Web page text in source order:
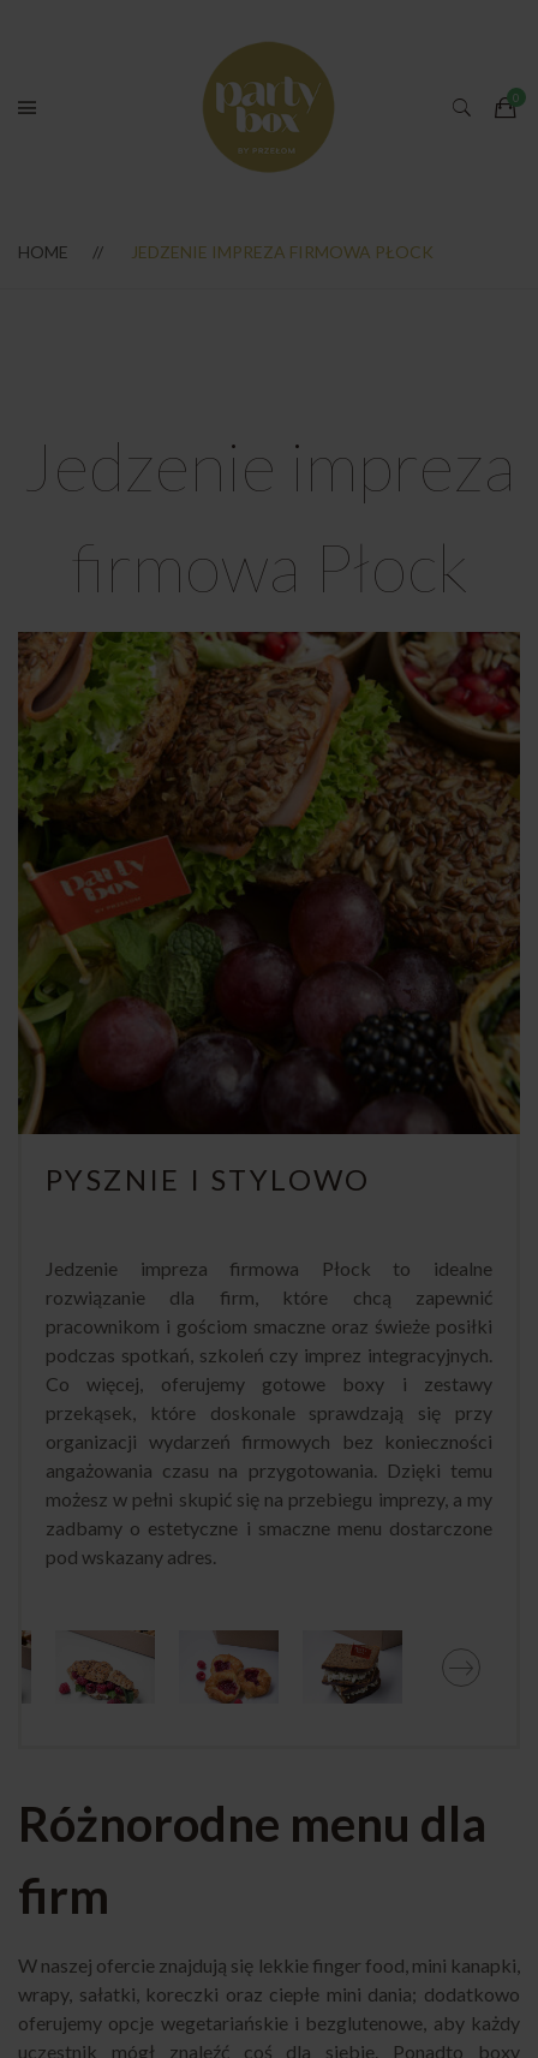
HOME JEDZENIE IMPREZA FIRMOWA PŁOCK
Jedzenie impreza
firmowa Płock
PYSZNIE I STYLOWO
Jedzenie impreza firmowa Płock to idealne
rozwiązanie dla firm, które chcą zapewnić
pracownikom i gościom smaczne oraz świeże posiłki
podczas spotkań, szkoleń czy imprez integracyjnych.
Co więcej, oferujemy gotowe boxy i zestawy
przekąsek, które doskonale sprawdzają się przy
organizacji wydarzeń firmowych bez konieczności
angażowania czasu na przygotowania. Dzięki temu
możesz w pełni skupić się na przebiegu imprezy, a my
zadbamy o estetyczne i smaczne menu dostarczone
pod wskazany adres.
Różnorodne menu dla
firm
W naszej ofercie znajdują się lekkie finger food, mini kanapki,
wrapy, sałatki, koreczki oraz ciepłe mini dania; dodatkowo
oferujemy opcje wegetariańskie i bezglutenowe, aby każdy
uczestnik mógł znaleźć coś dla siebie. Ponadto boxy